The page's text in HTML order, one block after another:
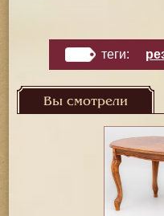
теги:
Вы смотрели